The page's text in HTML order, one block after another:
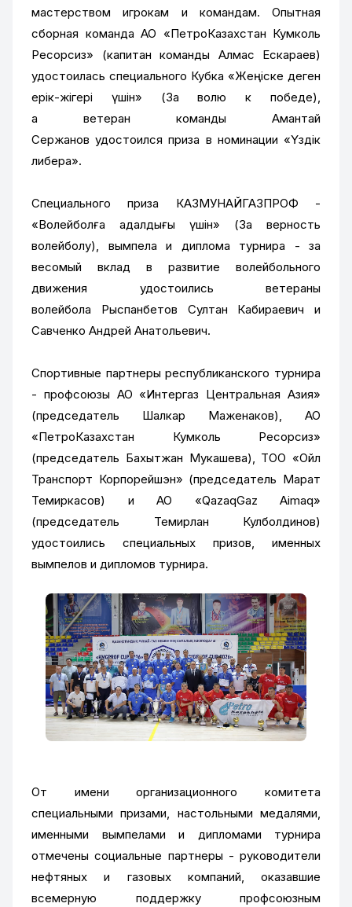
мастерством игрокам и командам. Опытная
сборная команда АО «ПетроКазахстан Кумколь
Ресорсиз» (капитан команды Алмас Ескараев)
удостоилась специального Кубка «Жеңіске деген
ерік-жігері үшін» (За волю к победе),
а ветеран команды Амантай
Сержанов удостоился приза в номинации «Үздік
либера».
Специального приза КАЗМУНАЙГАЗПРОФ -
«Волейболға адалдығы үшін» (За верность
волейболу), вымпела и диплома турнира - за
весомый вклад в развитие волейбольного
движения удостоились ветераны
волейбола Рыспанбетов Султан Кабираевич и
Савченко Андрей Анатольевич.
Спортивные партнеры республиканского турнира
- профсоюзы АО «Интергаз Центральная Азия»
(председатель Шалкар Маженаков), АО
«ПетроКазахстан Кумколь Ресорсиз»
(председатель Бахытжан Мукашева), ТОО «Ойл
Транспорт Корпорейшэн» (председатель Марат
Темиркасов) и АО «QazaqGaz Aimaq»
(председатель Темирлан Кулболдинов)
удостоились специальных призов, именных
вымпелов и дипломов турнира.
От имени организационного комитета
специальными призами, настольными медалями,
именными вымпелами и дипломами турнира
отмечены социальные партнеры - руководители
нефтяных и газовых компаний, оказавшие
всемерную поддержку профсоюзным